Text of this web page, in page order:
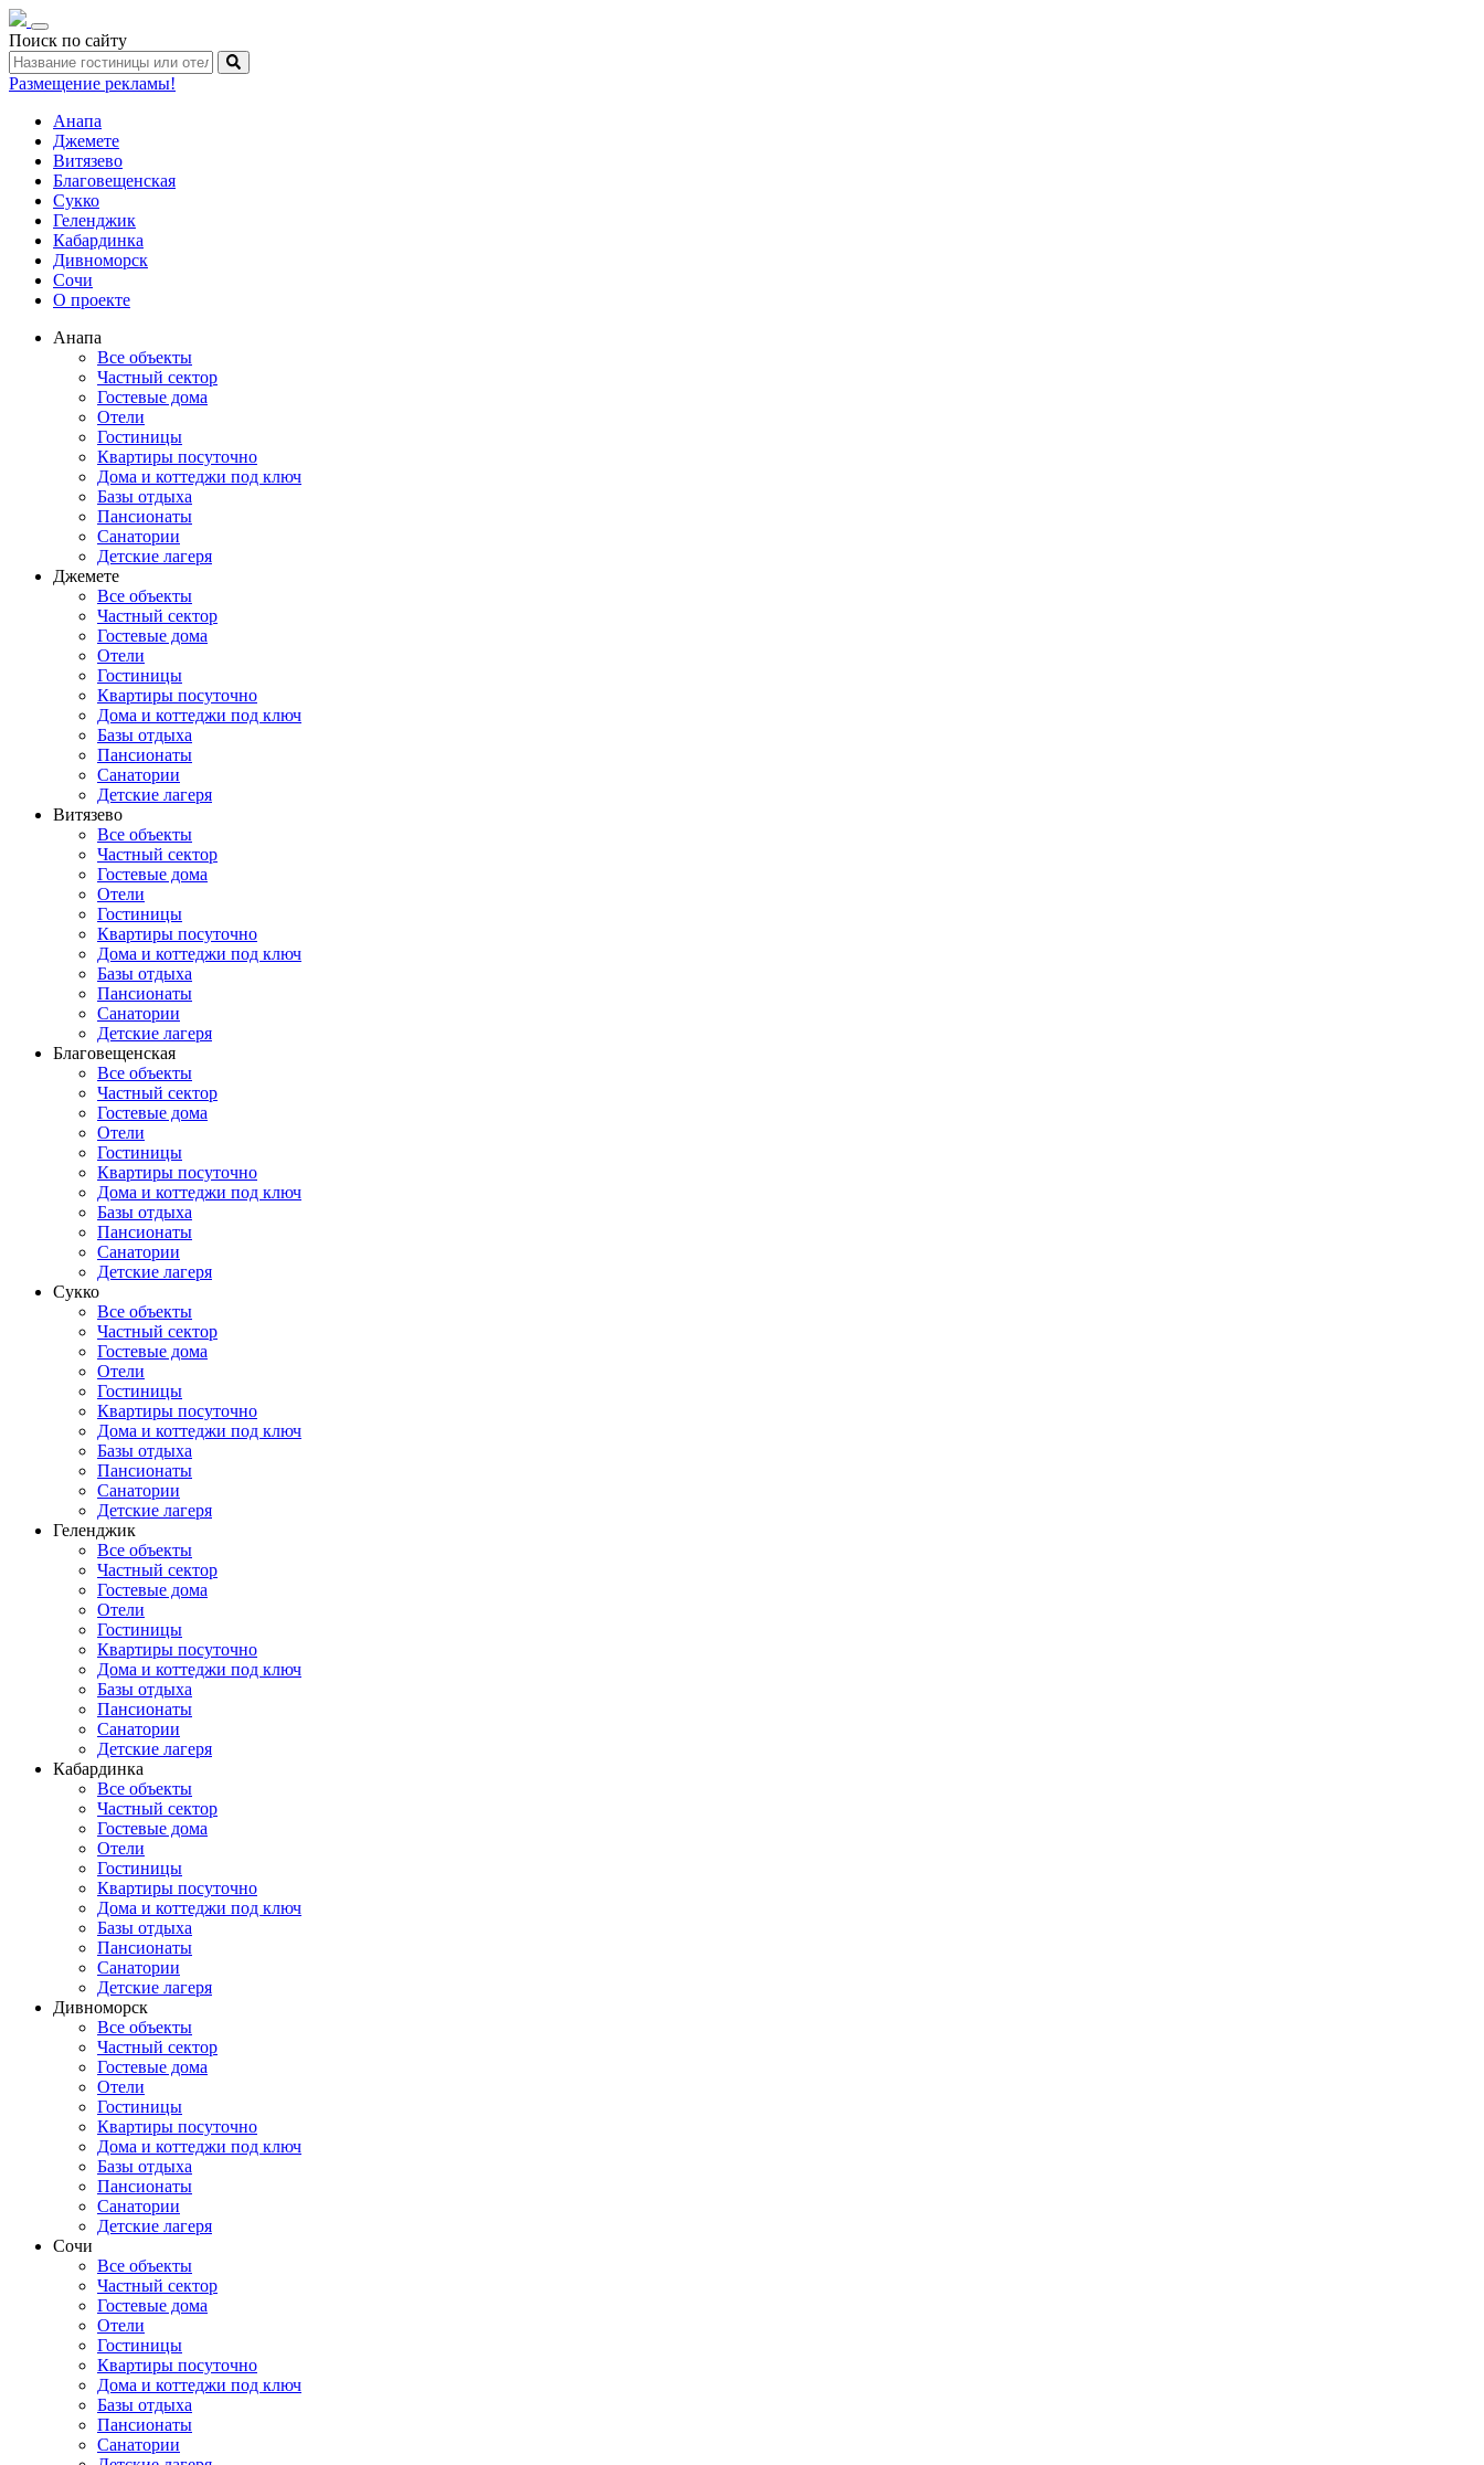
Toggle
navigation
Поиск по сайту
Размещение рекламы!
Анапа
Джемете
Витязево
Благовещенская
Сукко
Геленджик
Кабардинка
Дивноморск
Сочи
О проекте
Анапа
Все объекты
Частный сектор
Гостевые дома
Отели
Гостиницы
Квартиры посуточно
Дома и коттеджи под ключ
Базы отдыха
Пансионаты
Санатории
Детские лагеря
Джемете
Все объекты
Частный сектор
Гостевые дома
Отели
Гостиницы
Квартиры посуточно
Дома и коттеджи под ключ
Базы отдыха
Пансионаты
Санатории
Детские лагеря
Витязево
Все объекты
Частный сектор
Гостевые дома
Отели
Гостиницы
Квартиры посуточно
Дома и коттеджи под ключ
Базы отдыха
Пансионаты
Санатории
Детские лагеря
Благовещенская
Все объекты
Частный сектор
Гостевые дома
Отели
Гостиницы
Квартиры посуточно
Дома и коттеджи под ключ
Базы отдыха
Пансионаты
Санатории
Детские лагеря
Сукко
Все объекты
Частный сектор
Гостевые дома
Отели
Гостиницы
Квартиры посуточно
Дома и коттеджи под ключ
Базы отдыха
Пансионаты
Санатории
Детские лагеря
Геленджик
Все объекты
Частный сектор
Гостевые дома
Отели
Гостиницы
Квартиры посуточно
Дома и коттеджи под ключ
Базы отдыха
Пансионаты
Санатории
Детские лагеря
Кабардинка
Все объекты
Частный сектор
Гостевые дома
Отели
Гостиницы
Квартиры посуточно
Дома и коттеджи под ключ
Базы отдыха
Пансионаты
Санатории
Детские лагеря
Дивноморск
Все объекты
Частный сектор
Гостевые дома
Отели
Гостиницы
Квартиры посуточно
Дома и коттеджи под ключ
Базы отдыха
Пансионаты
Санатории
Детские лагеря
Сочи
Все объекты
Частный сектор
Гостевые дома
Отели
Гостиницы
Квартиры посуточно
Дома и коттеджи под ключ
Базы отдыха
Пансионаты
Санатории